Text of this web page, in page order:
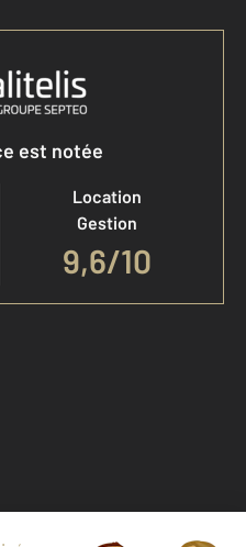
est notée
Location
Gestion
9,6/10